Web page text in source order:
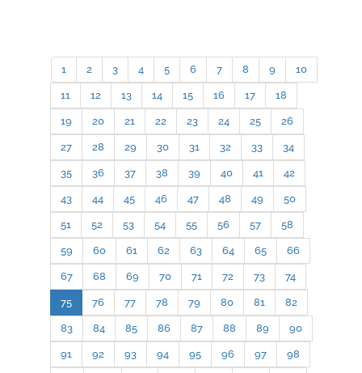
1 2 3 4 5 6 7 8 9 10
11 12 13 14 15 16 17 18
19 20 21 22 23 24 25 26
27 28 29 30 31 32 33 34
35 36 37 38 39 40 41 42
43 44 45 46 47 48 49 50
51 52 53 54 55 56 57 58
59 60 61 62 63 64 65 66
67 68 69 70 71 72 73 74
75 76 77 78 79 80 81 82
83 84 85 86 87 88 89 90
91 92 93 94 95 96 97 98